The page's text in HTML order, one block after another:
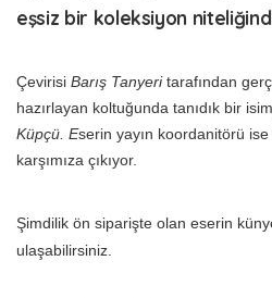
eşsiz bir koleksiyon
Çevirisi Barış Tanyeritarafından
hazırlayan koltuğunda tanıdık bir
Küpçü. Eserin yayın koordanitörü ise
karşımıza çıkıyor.
Şimdilik ön siparişte olan eserin
ulaşabilirsiniz.